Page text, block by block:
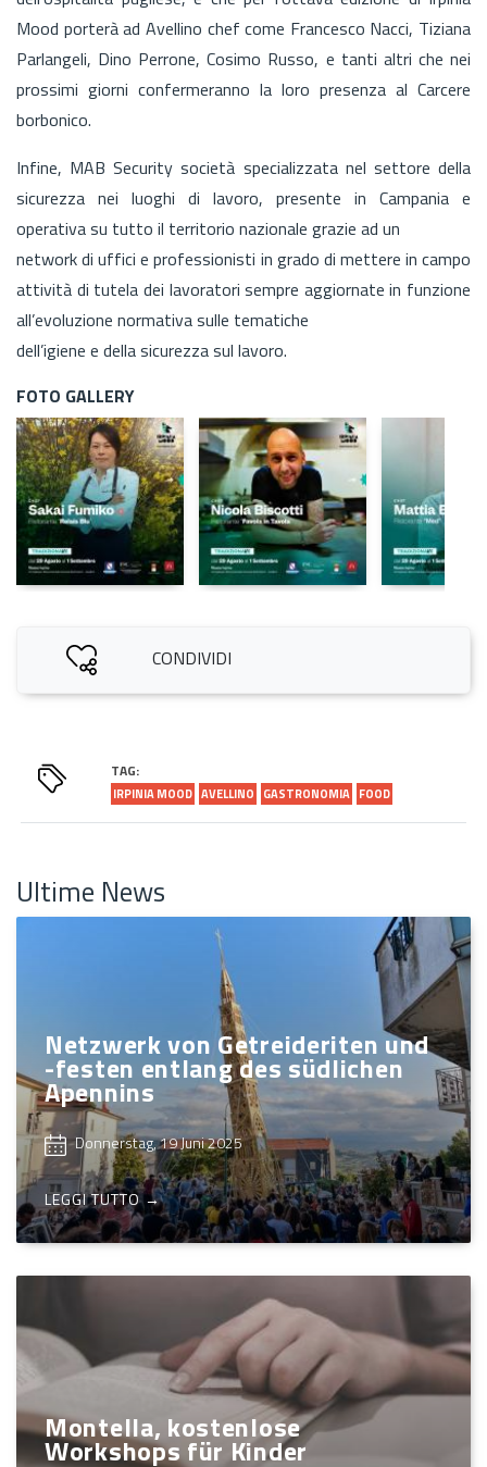
Mood porterà ad Avellino chef come Francesco Nacci, Tiziana
Parlangeli, Dino Perrone, Cosimo Russo, e tanti altri che nei
prossimi giorni confermeranno la loro presenza al Carcere
borbonico.
Infine, MAB Security società specializzata nel settore della
sicurezza nei luoghi di lavoro, presente in Campania e
operativa su tutto il territorio nazionale grazie ad un
network di uffici e professionisti in grado di mettere in campo
attività di tutela dei lavoratori sempre aggiornate in funzione
all’evoluzione normativa sulle tematiche
dell’igiene e della sicurezza sul lavoro.
FOTO GALLERY
CONDIVIDI
TAG:
IRPINIA MOOD AVELLINO GASTRONOMIA FOOD
Ultime News
Netzwerk von Getreideriten und
-festen entlang des südlichen
Apennins
Donnerstag, 19 Juni 2025
LEGGI TUTTO →
Montella, kostenlose
Workshops für Kinder